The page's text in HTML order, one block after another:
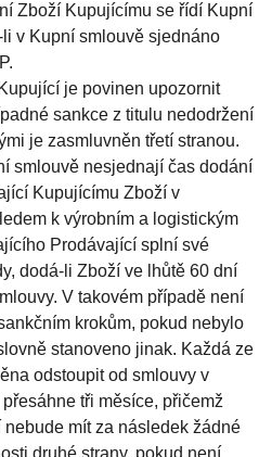
Zboží Kupujícímu se řídí Kupní
v Kupní smlouvě sjednáno
je povinen upozornit
sankce z titulu nedodržení
je zasmluvněn třetí stranou.
smlouvě nesjednají čas dodání
Kupujícímu Zboží v
k výrobním a logistickým
Prodávající splní své
dodá-li Zboží ve lhůtě 60 dní
V takovém případě není
krokům, pokud nebylo
stanoveno jinak. Každá ze
odstoupit od smlouvy v
tři měsíce, přičemž
mít za následek žádné
druhé strany, pokud není